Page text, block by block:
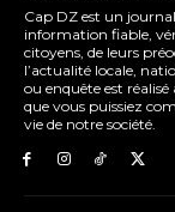
Cap DZ est un
information fiable,
citoyens, de leurs
l’actualité locale,
ou enquête est
que vous puissiez
vie de notre société.